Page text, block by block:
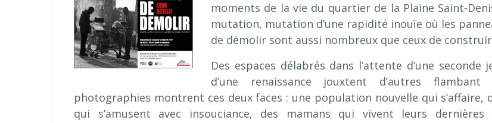
moments de la vie du quartier de la Plaine Saint-
mutation, mutation d’une rapidité inouïe où les
de démolir sont aussi nombreux que ceux de
Des espaces délabrés dans l’attente d’une seconde
d’une renaissance jouxtent d’autres flambant
photographies montrent ces deux faces : une population nouvelle qui s’affaire,
qui s’amusent avec insouciance, des mamans qui vivent leurs dernières